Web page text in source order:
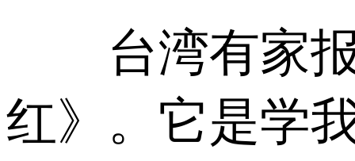
台湾有家报
红》。它是学